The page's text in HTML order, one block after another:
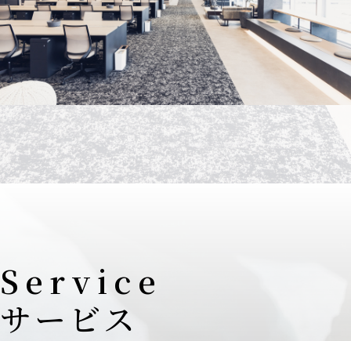
Service
サービス